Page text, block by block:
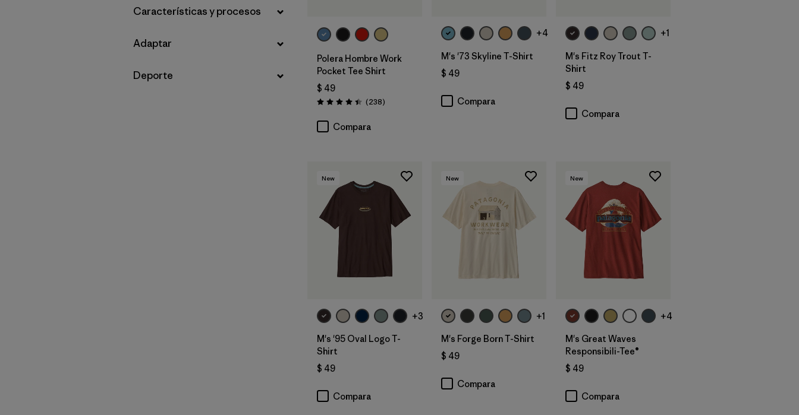
Filtrar por
Características y procesos
Filtrar por
Adaptar
Filtrar por
Deporte
Polera Hombre Work
Pocket Tee Shirt
$ 49
Valoración: 4.4 / 5
(238Comentarios
)
Compara
+4
M's '73 Skyline T-Shirt
$ 49
Compara
+1
M's Fitz Roy Trout T-
Shirt
$ 49
Compara
New
+3
M's '95 Oval Logo T-
Shirt
$ 49
Compara
New
+1
M's Forge Born T-Shirt
$ 49
Compara
New
+4
M's Great Waves
Responsibili-Tee®
$ 49
Compara